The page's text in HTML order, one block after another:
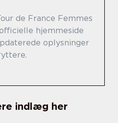
de France Femmes
hjemmeside
oplysninger
indlæg her